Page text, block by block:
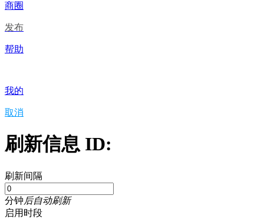
商圈
发布
帮助
我的
取消
刷新信息 ID:
刷新间隔
分钟后自动刷新
启用时段